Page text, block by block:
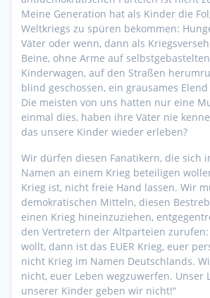
Meine Generation hat als Kinder die
Weltkriegs zu spüren bekommen:
Väter oder wenn, dann als
Beine, ohne Arme auf
Kinderwagen, auf den Straßen
blind geschossen, ein grausames
Die meisten von uns hatten nur eine
einmal dies, haben ihre Väter nie
das unsere Kinder wieder erleben?
Wir dürfen diesen Fanatikern, die sich
Namen an einem Krieg beteiligen
Krieg ist, nicht freie Hand lassen. Wir
demokratischen Mitteln, diesen
einen Krieg hineinzuziehen,
den Vertretern der Altparteien
wollt, dann ist das EUER Krieg, euer
nicht Krieg im Namen Deutschlands.
nicht, euer Leben wegzuwerfen. Unser
unserer Kinder geben wir nicht!“